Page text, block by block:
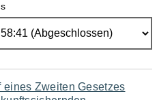
Zweiten Gesetzes